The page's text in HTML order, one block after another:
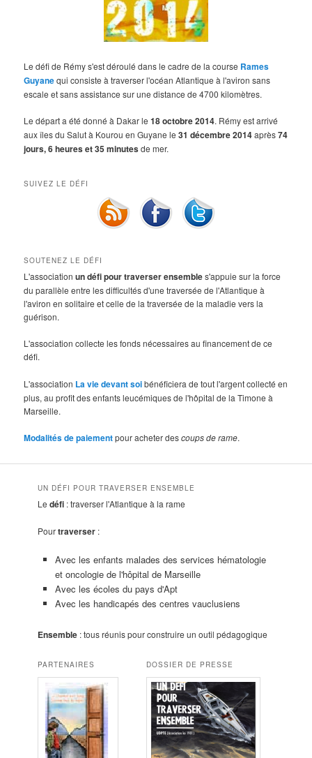
Le défi de Rémy s'est déroulé dans le cadre de la course Rames
Guyanequi consiste à traverser l'océan Atlantique à l'aviron sans
escale et sans assistance sur une distance de 4700 kilomètres.
Le départ a été donné à Dakar le18 octobre 2014. Rémy est arrivé
aux îles du Salut à Kourou en Guyane le31 décembre 2014après74
jours, 6 heures et 35 minutesde mer.
SUIVEZ LE DÉFI
SOUTENEZ LE DÉFI
L'associationun défi pour traverser ensembles'appuie sur la force
du parallèle entre les difficultés d'une traversée de l'Atlantique à
l'aviron en solitaire et celle de la traversée de la maladie vers la
guérison.
L'association collecte les fonds nécessaires au financement de ce
défi.
L'association La vie devant soibénéficiera de tout l'argent collecté en
plus, au profit des enfants leucémiques de l'hôpital de la Timone à
Marseille.
Modalités de paiementpour acheter descoups de rame.
UN DÉFI POUR TRAVERSER ENSEMBLE
Ledéfi : traverser l'Atlantique à la rame
Pourtraverser :
Avec les enfants malades des services hématologie
et oncologie de l'hôpital de Marseille
Avec les écoles du pays d'Apt
Avec les handicapés des centres vauclusiens
Ensemble : tous réunis pour construire un outil pédagogique
PARTENAIRES DOSSIER DE PRESSE